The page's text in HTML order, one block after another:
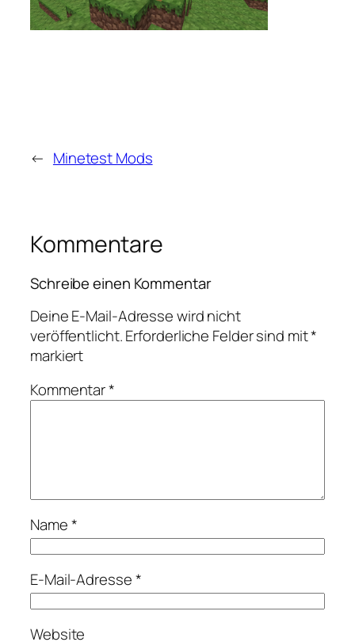
← Minetest Mods
Kommentare
Schreibe einen Kommentar
Deine E-Mail-Adresse wird nicht
veröffentlicht.Erforderliche Felder sind mit*
markiert
Kommentar*
Name*
E-Mail-Adresse*
Website